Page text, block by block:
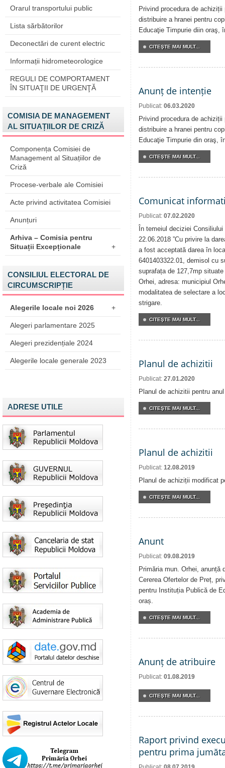
Orarul transportului public
Lista sărbătorilor
Deconectări de curent electric
Informații hidrometeorologice
REGULI DE COMPORTAMENT
ÎN SITUAŢII DE URGENŢĂ
COMISIA DE MANAGEMENT
AL SITUAȚIILOR DE CRIZĂ
Componența Comisiei de
Management al Situațiilor de
Criză
Procese-verbale ale Comisiei
Acte privind activitatea Comisiei
Anunțuri
Arhiva – Comisia pentru
Situații Excepționale
+
CONSILIUL ELECTORAL DE
CIRCUMSCRIPȚIE
Alegerile locale noi 2026 +
Alegeri parlamentare 2025
Alegeri prezidențiale 2024
Alegerile locale generale 2023
ADRESE UTILE
Privind procedura de
distribuire a hranei pentru
Educaţie Timpurie diin oraş,
CITEŞTE MAI MULT...
Anunț de intenție
Publicat: 06.03.2020
Privind procedura de
distribuire a hranei pentru
Educaţie Timpurie din oraş,
CITEŞTE MAI MULT...
Comunicat
Publicat: 07.02.2020
În temeiul deciziei
22.06.2018 ”Cu privire la
a fost acceptată darea în
6401403322.01, demisol cu
suprafața de 127,7mp
Orhei, adresa: municipiul
modalitatea de selectare a
strigare.
CITEŞTE MAI MULT...
Planul de achizitii
Publicat: 27.01.2020
Planul de achizitii pentru
CITEŞTE MAI MULT...
Planul de achizitii
Publicat: 12.08.2019
Planul de achiziții modificat
CITEŞTE MAI MULT...
Anunt
Publicat: 09.08.2019
Primăria mun. Orhei, anunță
Cererea Ofertelor de Preț,
pentru Instituția Publică de
oraș.
CITEŞTE MAI MULT...
Anunț de atribuire
Publicat: 01.08.2019
CITEŞTE MAI MULT...
Raport privind
pentru prima